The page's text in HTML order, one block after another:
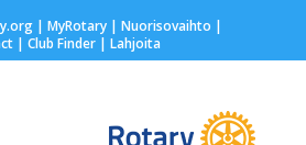
| MyRotary | Nuorisovaihto |
| Club Finder| Lahjoita